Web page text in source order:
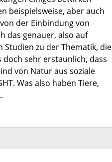
beispielsweise, aber auch
der Einbindung von
das genauer, also auf
Studien zu der Thematik, die
sehr erstaunlich, dass
von Natur aus soziale
Was also haben Tiere,